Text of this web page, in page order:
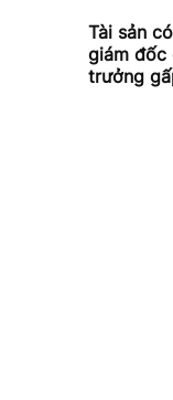
Tài sản
giám đốc
trưởng